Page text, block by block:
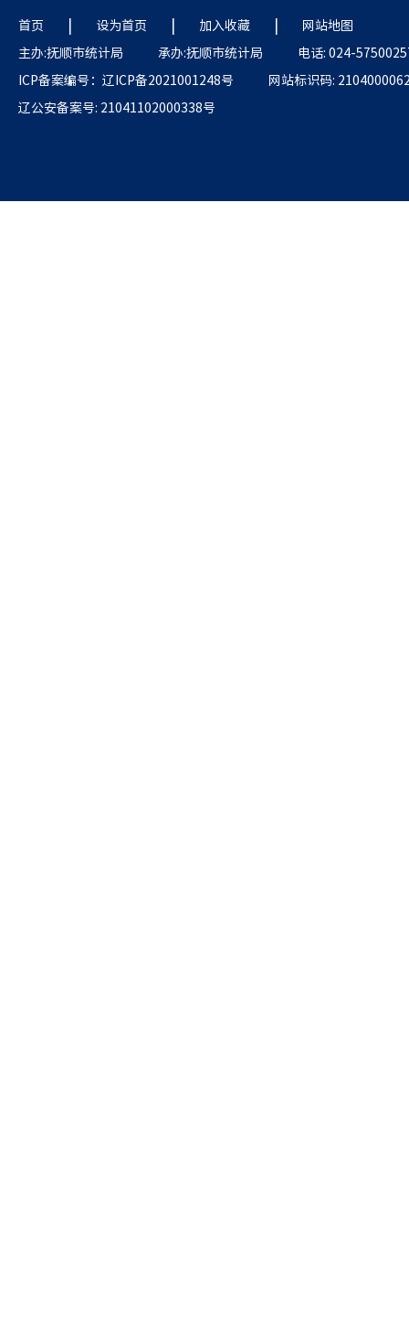
首页 | 设为首页 | 加入收藏 |
网站地图
主办:抚顺市统计局
承办:抚顺市统计局
电话: 024-
ICP备案编号：辽ICP备2021001248号
网站标识码:
辽公安备案号: 21041102000338号